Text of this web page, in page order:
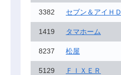
3382 セブン＆アイＨＤ
1419 タマホーム
8237 松屋
5129 ＦＩＸＥＲ